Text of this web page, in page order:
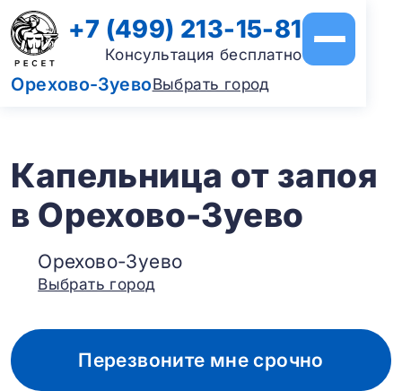
Орехово-ЗуевоВыбрать город
+7 (499) 213-15-81
Консультация бесплатно
Капельница от запоя
в Орехово-Зуево
Орехово-Зуево
Выбрать город
Перезвоните мне срочно